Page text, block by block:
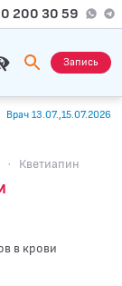
200 30 59
Запись
Врач 13.07.,15.07.2026
· Кветиапин
в крови